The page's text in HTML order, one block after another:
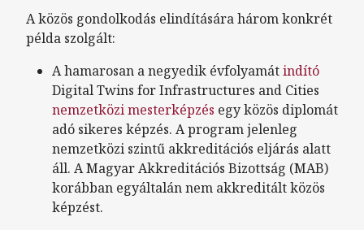
A közös gondolkodás elindítására három konkrét
példa szolgált:
A hamarosan a negyedik évfolyamátindító
Digital Twins for Infrastructures and Cities
nemzetközi mesterképzés egy közös diplomát
adó sikeres képzés. A program jelenleg
nemzetközi szintű akkreditációs eljárás alatt
áll. A Magyar Akkreditációs Bizottság (MAB)
korábban egyáltalán nem akkreditált közös
képzést.